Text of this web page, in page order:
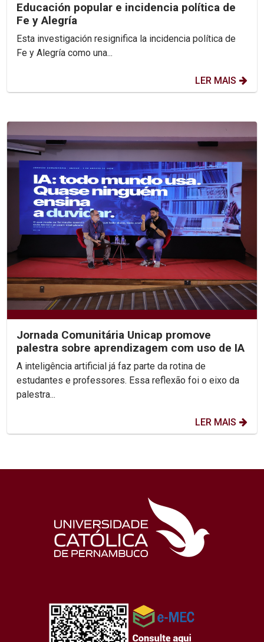
Educación popular e incidencia política de
Fe y Alegría
Esta investigación resignifica la incidencia política de
Fe y Alegría como una...
LER MAIS
Jornada Comunitária Unicap promove
palestra sobre aprendizagem com uso de IA
A inteligência artificial já faz parte da rotina de
estudantes e professores. Essa reflexão foi o eixo da
palestra...
LER MAIS